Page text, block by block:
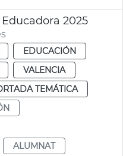
2025
EDUCACIÓN
VALENCIA
TEMÁTICA
ALUMNAT